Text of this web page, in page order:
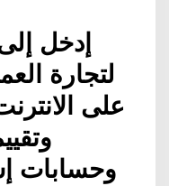
إدخل
لتجارة
على
وحسابات